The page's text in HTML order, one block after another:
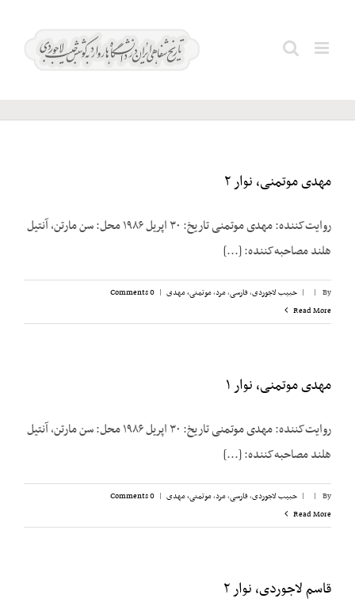
اتاق
مهدی موتمنی، نوار ۲
روایت‌کننده: مهدی موتمنی تاریخ: ۳۰ اپریل ۱۹۸۶ محل: سن مارتن، آنتیل
هلند مصاحبه‌کننده: [...]
By
|
| حبیب لاجوردی,فارسی,مرد,موتمنی، مهدی |
0 Comments
Read More
مهدی موتمنی، نوار ۱
روایت‌کننده: مهدی موتمنی تاریخ: ۳۰ اپریل ۱۹۸۶ محل: سن مارتن، آنتیل
هلند مصاحبه‌کننده: [...]
By
|
| حبیب لاجوردی,فارسی,مرد,موتمنی، مهدی |
0 Comments
Read More
قاسم لاجوردی، نوار ۲